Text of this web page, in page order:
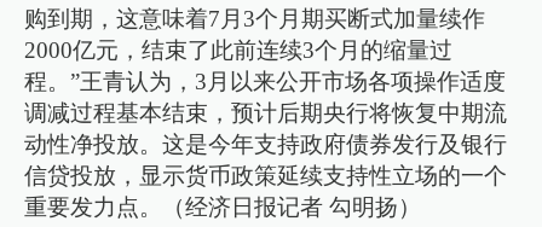
购到期，这意味着7月3个月期买断式加量续作
2000亿元，结束了此前连续3个月的缩量过
程。”王青认为，3月以来公开市场各项操作适度
调减过程基本结束，预计后期央行将恢复中期流
动性净投放。这是今年支持政府债券发行及银行
信贷投放，显示货币政策延续支持性立场的一个
重要发力点。（经济日报记者 勾明扬）